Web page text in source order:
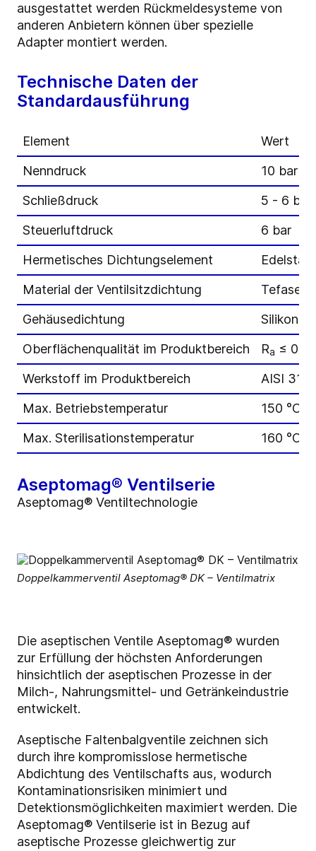
ausgestattet werden Rückmeldesysteme von
anderen Anbietern können über spezielle
Adapter montiert werden.
Technische Daten der
Standardausführung
Element
Wert
Nenndruck
10 bar
Schließdruck
5 - 6 bar
Steuerluftdruck
6 bar
Hermetisches Dichtungselement
Material der Ventilsitzdichtung
Tefasep®
Gehäusedichtung
Silikon
Oberflächenqualität im Produktbereich
Ra ≤ 0,8
Werkstoff im Produktbereich
AISI
Max. Betriebstemperatur
150 °C
Max. Sterilisationstemperatur
160 °C
Aseptomag® Ventilserie
Aseptomag® Ventiltechnologie
Doppelkammerventil Aseptomag® DK – Ventilmatrix
Die aseptischen Ventile Aseptomag® wurden
zur Erfüllung der höchsten Anforderungen
hinsichtlich der aseptischen Prozesse in der
Milch-, Nahrungsmittel- und Getränkeindustrie
entwickelt.
Aseptische Faltenbalgventile zeichnen sich
durch ihre kompromisslose hermetische
Abdichtung des Ventilschafts aus, wodurch
Kontaminationsrisiken minimiert und
Detektionsmöglichkeiten maximiert werden. Die
Aseptomag® Ventilserie ist in Bezug auf
aseptische Prozesse gleichwertig zur